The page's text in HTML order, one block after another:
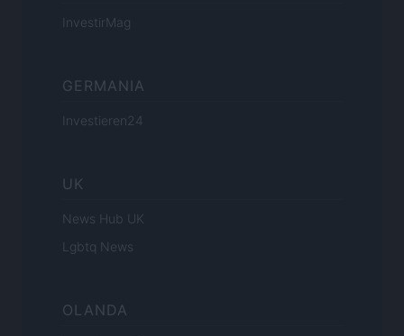
InvestirMag
GERMANIA
Investieren24
UK
News Hub UK
Lgbtq News
OLANDA